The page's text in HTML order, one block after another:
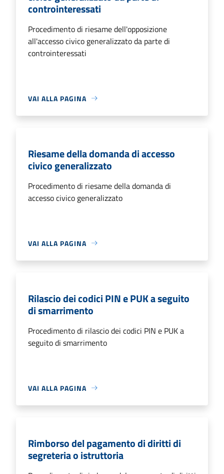
controinteressati
Procedimento di riesame dell'opposizione
all'accesso civico generalizzato da parte di
controinteressati
VAI ALLA PAGINA
Riesame della domanda di accesso
civico generalizzato
Procedimento di riesame della domanda di
accesso civico generalizzato
VAI ALLA PAGINA
Rilascio dei codici PIN e PUK a seguito
di smarrimento
Procedimento di rilascio dei codici PIN e PUK a
seguito di smarrimento
VAI ALLA PAGINA
Rimborso del pagamento di diritti di
segreteria o istruttoria